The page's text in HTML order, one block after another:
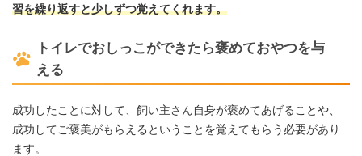
習を繰り返すと少しずつ覚えてくれます。
トイレでおしっこができたら褒めておやつを与
える
成功したことに対して、飼い主さん自身が褒めてあげることや、
成功してご褒美がもらえるということを覚えてもらう必要があり
ます。